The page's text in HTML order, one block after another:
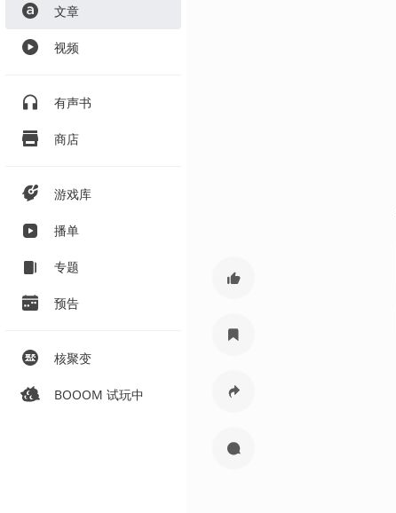
文章
视频
有声书
商店
游戏库
播单
专题
预告
核聚变
BOOOM 试玩中